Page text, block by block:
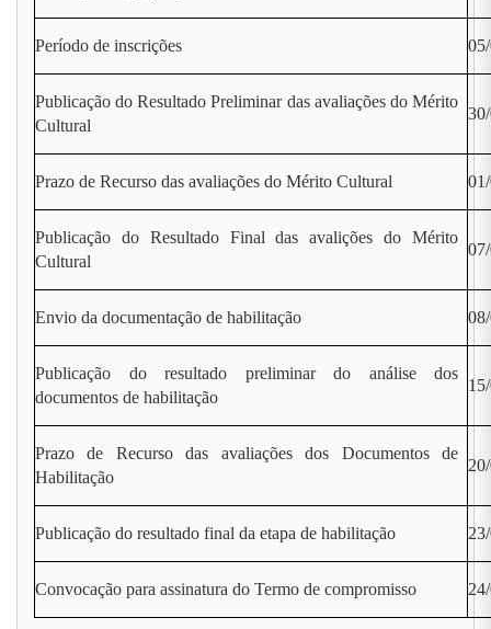
Período de inscrições
Publicação do Resultado Preliminar das avaliações do Mérito
Cultural
Prazo de Recurso das avaliações do Mérito Cultural
Publicação do Resultado Final das avalições do Mérito
Cultural
Envio da documentação de habilitação
Publicação do resultado preliminar do análise dos
documentos de habilitação
Prazo de Recurso das avaliações dos Documentos de
Habilitação
Publicação do resultado final da etapa de habilitação
Convocação para assinatura do Termo de compromisso